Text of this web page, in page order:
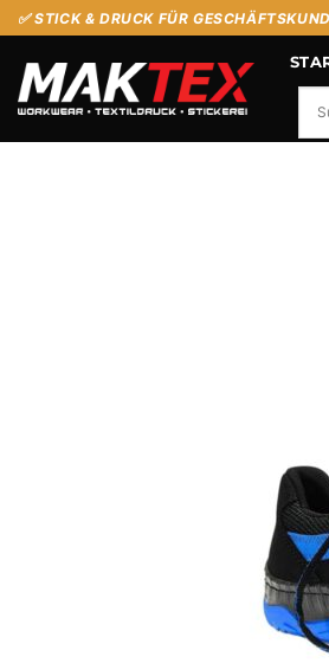
Zum
Inhalt
springen
✅ STICK & DRUCK FÜR